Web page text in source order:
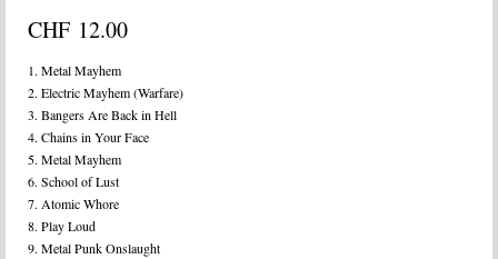
CHF 12.00
1. Metal Mayhem
2. Electric Mayhem (Warfare)
3. Bangers Are Back in Hell
4. Chains in Your Face
5. Metal Mayhem
6. School of Lust
7. Atomic Whore
8. Play Loud
9. Metal Punk Onslaught